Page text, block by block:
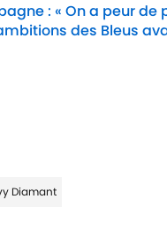
: « On a peur
des Bleus
Diamant